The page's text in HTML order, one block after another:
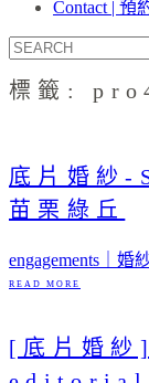
Contact | 預
標籤:
底片婚
苗栗綠丘
engagements｜婚
READ MORE
[底片婚